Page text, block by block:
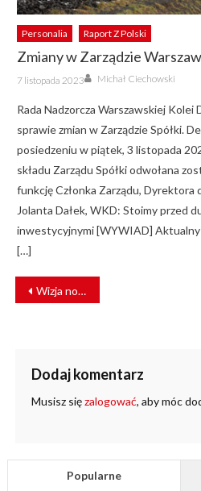
Personalia Raport Z Polski
Zmiany w Zarządzie
Posted
on
7 listopada 2023 Author
Michał Ciechowski
Rada Nadzorcza Warszawskiej Kolei
sprawie zmian w Zarządzie Spółki.
posiedzeniu w piątek, 3 listopada
składu Zarządu Spółki odwołana
funkcję Członka Zarządu, Dyrektora
Jolanta Dałek, WKD: Stoimy przed
inwestycyjnymi [WYWIAD] Aktualny
[…]
NAWIGACJA
WPISU
Wizja nowego pokolenia Andre [WYWIAD]
Dodaj komentarz
Musisz sięzalogować, aby móc
Popularne